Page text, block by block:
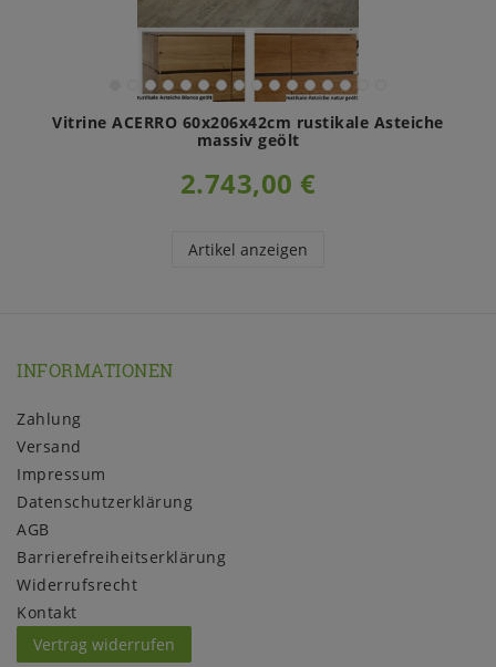
Vitrine ACERRO 60x206x42cm rustikale Asteiche
massiv geölt
2.743,00 €
Artikel anzeigen
INFORMATIONEN
Zahlung
Versand
Impressum
Daten­schutz­erklärung
AGB
Barrierefreiheitserklärung
Widerrufs­recht
Kontakt
Vertrag widerrufen